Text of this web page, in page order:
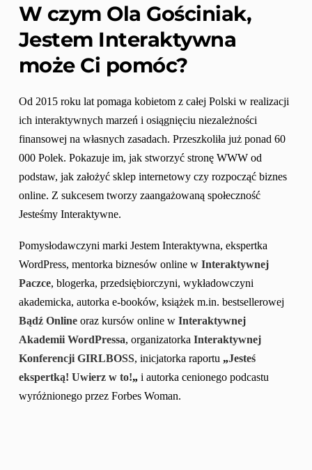
W czym Ola Gościniak,
Jestem Interaktywna
może Ci pomóc?
Od 2015 roku lat pomaga kobietom z całej Polski w realizacji
ich interaktywnych marzeń i osiągnięciu niezależności
finansowej na własnych zasadach. Przeszkoliła już ponad 60
000 Polek. Pokazuje im, jak stworzyć stronę WWW od
podstaw, jak założyć sklep internetowy czy rozpocząć biznes
online. Z sukcesem tworzy zaangażowaną społeczność
Jesteśmy Interaktywne.
Pomysłodawczyni marki Jestem Interaktywna, ekspertka
WordPress, mentorka biznesów online w Interaktywnej
Paczce, blogerka, przedsiębiorczyni, wykładowczyni
Bądź Online oraz kursów online w Interaktywnej
Akademii WordPressa, organizatorka Interaktywnej
Konferencji GIRLBOSS, inicjatorka raportu „Jesteś
ekspertką! Uwierz w to!„ i autorka cenionego podcastu
wyróżnionego przez Forbes Woman.